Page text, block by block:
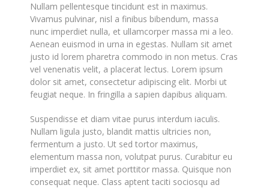
Nullam pellentesque tincidunt est in maximus.
Vivamus pulvinar, nisl a finibus bibendum, massa
nunc imperdiet nulla, et ullamcorper massa mi a leo.
Aenean euismod in urna in egestas. Nullam sit amet
justo id lorem pharetra commodo in non metus. Cras
vel venenatis velit, a placerat lectus. Lorem ipsum
dolor sit amet, consectetur adipiscing elit. Morbi ut
feugiat neque. In fringilla a sapien dapibus aliquam.
Suspendisse et diam vitae purus interdum iaculis.
Nullam ligula justo, blandit mattis ultricies non,
fermentum a justo. Ut sed tortor maximus,
elementum massa non, volutpat purus. Curabitur eu
imperdiet ex, sit amet porttitor massa. Quisque non
consequat neque. Class aptent taciti sociosqu ad